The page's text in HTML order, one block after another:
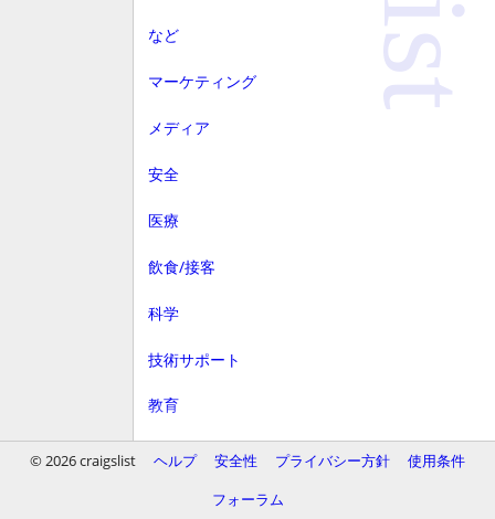
など
マーケティング
メディア
安全
医療
飲食/接客
科学
技術サポート
教育
顧客サービス
© 2026 craigslist ヘルプ 安全性 プライバシー方針
使用条件
フォーラム